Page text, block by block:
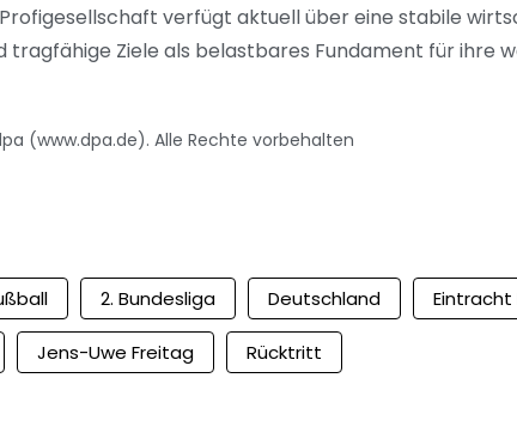
Profigesellschaft verfügt aktuell über eine stabile
tragfähige Ziele als belastbares Fundament für ihre
(www.dpa.de). Alle Rechte vorbehalten
2. Bundesliga Deutschland Eintracht
Jens-Uwe Freitag Rücktritt